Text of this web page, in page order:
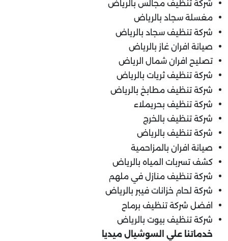
شركة تنظيف مجالس بالرياض
مغسلة سجاد بالرياض
شركة تنظيف سجاد بالرياض
صيانة افران غاز بالرياض
تصليح افران شمال الرياض
شركة تنظيف ثريات بالرياض
شركة تنظيف مطابخ بالرياض
شركة تنظيف بحريملاء
شركة تنظيف بالخرج
شركة تنظيف بالرياض
صيانة افران بالمزاحمية
كشف تسربات المياه بالرياض
شركة تنظيف منازل في ملهم
شركة لحام خزانات فيبر بالرياض
افضل شركة تنظيف برماح
شركة تنظيف بيوت بالرياض
خدماتنا علي السوشيال ميديا